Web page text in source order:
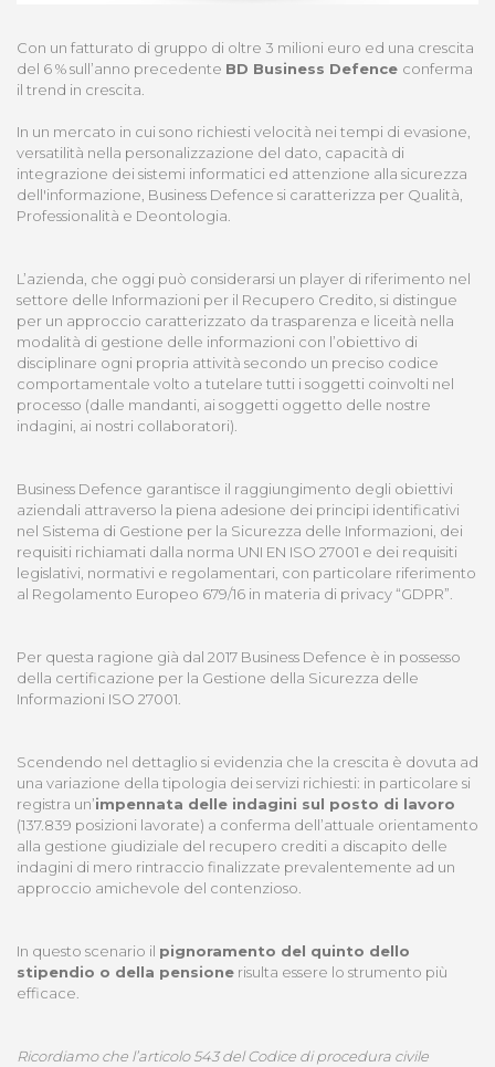
Con un fatturato di gruppo di oltre 3 milioni euro ed una crescita
del 6 % sull’anno precedente BD Business Defence conferma
il trend in crescita.
In un mercato in cui sono richiesti velocità nei tempi di evasione,
versatilità nella personalizzazione del dato, capacità di
integrazione dei sistemi informatici ed attenzione alla sicurezza
dell'informazione, Business Defence si caratterizza per Qualità,
Professionalità e Deontologia.
L’azienda, che oggi può considerarsi un player di riferimento nel
settore delle Informazioni per il Recupero Credito, si distingue
per un approccio caratterizzato da trasparenza e liceità nella
modalità di gestione delle informazioni con l’obiettivo di
disciplinare ogni propria attività secondo un preciso codice
comportamentale volto a tutelare tutti i soggetti coinvolti nel
processo (dalle mandanti, ai soggetti oggetto delle nostre
indagini, ai nostri collaboratori).
Business Defence garantisce il raggiungimento degli obiettivi
aziendali attraverso la piena adesione dei principi identificativi
nel Sistema di Gestione per la Sicurezza delle Informazioni, dei
requisiti richiamati dalla norma UNI EN ISO 27001 e dei requisiti
legislativi, normativi e regolamentari, con particolare riferimento
al Regolamento Europeo 679/16 in materia di privacy “GDPR”.
Per questa ragione già dal 2017 Business Defence è in possesso
della certificazione per la Gestione della Sicurezza delle
Informazioni ISO 27001.
Scendendo nel dettaglio si evidenzia che la crescita è dovuta ad
una variazione della tipologia dei servizi richiesti: in particolare si
registra un’impennata delle indagini sul posto di lavoro
(137.839 posizioni lavorate) a conferma dell’attuale orientamento
alla gestione giudiziale del recupero crediti a discapito delle
indagini di mero rintraccio finalizzate prevalentemente ad un
approccio amichevole del contenzioso.
In questo scenario il pignoramento del quinto dello
stipendio o della pensione risulta essere lo strumento più
efficace.
Ricordiamo che l’articolo 543 del Codice di procedura civile